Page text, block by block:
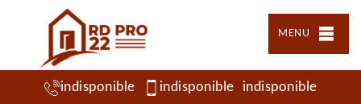
MENU
indisponible indisponible indisponible